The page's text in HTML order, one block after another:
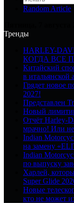
Random Article
Тренды
HARLEY-
КОГДА ВСЕ
Китайский
в итальянской
Грядет новое
2027!
Представлен
Новый
Отчёт Harley-
мрачно! Или
Indian
на замену
Indian
по выпуску
Харлей,
Super Glide
Новые
кто не может